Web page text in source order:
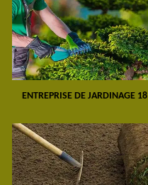
ENTREPRISE DE JARDINAGE 18